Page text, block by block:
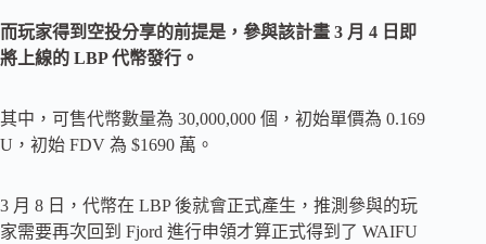
而玩家得到空投分享的前提是，參與該計畫 3 月 4 日即
將上線的 LBP 代幣發行。
其中，可售代幣數量為 30,000,000 個，初始單價為 0.169
U，初始 FDV 為 $1690 萬。
3 月 8 日，代幣在 LBP 後就會正式產生，推測參與的玩
家需要再次回到 Fjord 進行申領才算正式得到了 WAIFU